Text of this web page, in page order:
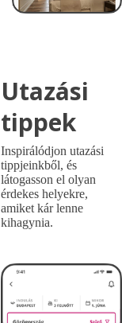
Utazási
tippek
Inspirálódjon utazási
tippjeinkből, és
látogasson el olyan
érdekes helyekre,
amiket kár lenne
kihagynia.